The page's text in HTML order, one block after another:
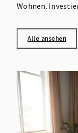
Wohnen.
Alle ansehen